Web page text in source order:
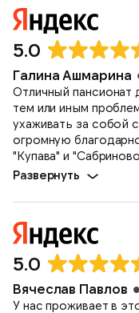
5.0
Галина Ашмарина
Отличный
тем или иным
ухаживать за собой
огромную
"Купава" и
Развернуть
5.0
Вячеслав Павлов
У нас проживает в